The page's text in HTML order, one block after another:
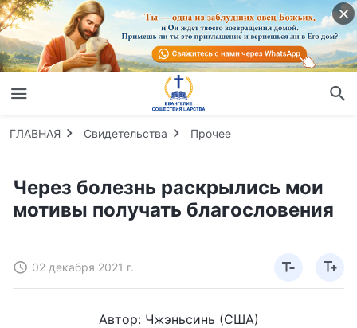
ГЛАВНАЯ Свидетельства Прочее
Через болезнь раскрылись мои
мотивы получать благословения
02 декабря 2021 г.
Автор: Чжэньсинь (США)